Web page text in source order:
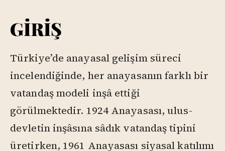
GİRİŞ
Türkiye’de anayasal gelişim süreci
incelendiğinde, her anayasanın farklı bir
vatandaş modeli inşâ ettiği
görülmektedir. 1924 Anayasası, ulus-
devletin inşâsına sâdık vatandaş tipini
üretirken, 1961 Anayasası siyasal katılımı